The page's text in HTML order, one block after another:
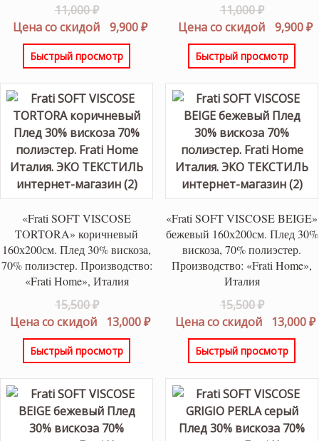
11,000₽Первоначальная
цена
составляла
11,000 ₽.
Цена со скидой 9,900₽Текущая
Быстрый просмотр
11,000₽
цена
11,000 ₽.
Цена со скидой 9,900₽
Быстрый просмотр
«Frati SOFT VISCOSE
TORTORA» коричневый
160х200см. Плед 30% вискоза,
70% полиэстер. Производство:
«Frati Home», Италия
15,500₽Первоначальная
цена
составляла
15,500 ₽.
Цена со скидой 13,000₽Текущая
13,000 ₽.
Быстрый просмотр
«Frati SOFT VISCOSE BEIGE»
бежевый 160х200см. Плед 30%
вискоза, 70% полиэстер.
Производство: «Frati Home»,
Италия
15,500₽
цена
15,500 ₽.
Цена со скидой 13,000₽
Быстрый просмотр